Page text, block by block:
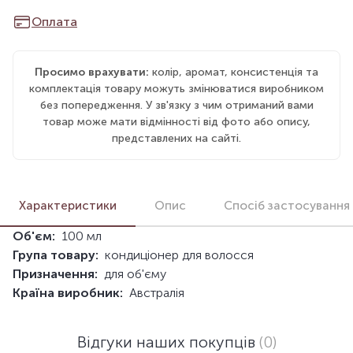
Оплата
Просимо врахувати: колір, аромат, консистенція та
комплектація товару можуть змінюватися виробником
без попередження. У зв'язку з чим отриманий вами
товар може мати відмінності від фото або опису,
представлених на сайті.
Характеристики Опис Спосіб застосування
Об'єм: 100 мл
Група товару: кондиціонер для волосся
Призначення: для об'єму
Країна виробник: Австралія
Відгуки наших покупців (0)